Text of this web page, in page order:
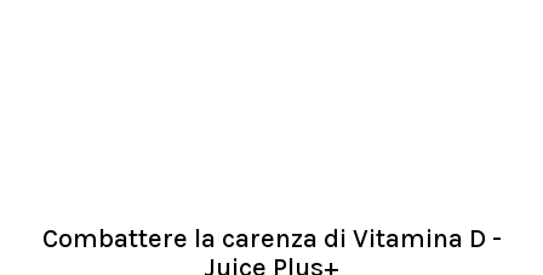
Combattere la carenza di Vitamina D -
Juice Plus+